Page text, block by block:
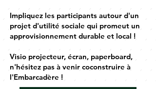
Impliquez les participants autour d'un
projet d'utilité sociale qui promeut un
approvisionnement durable et local !
Visio projecteur, écran, paperboard,
n'hésitez pas à venir coconstruire à
l'Embarcadère !